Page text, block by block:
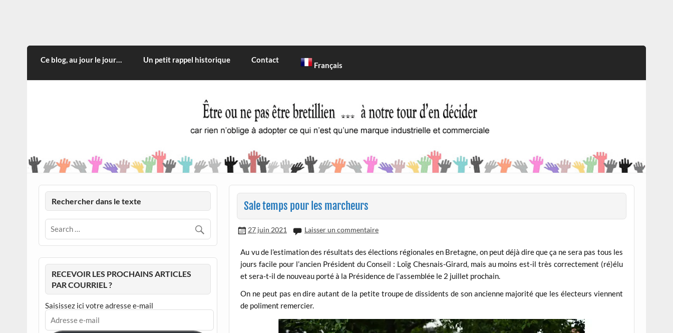
CITOYEN D'ILLE-ET-VILAINE
Ce blog, au jour le jour… Un petit rappel historique Contact
Français
Sale temps pour les marcheurs
27 juin 2021 Laisser un commentaire
Au vu de l’estimation des résultats des élections régionales en Bretagne, on peut déjà dire que ça ne sera pas tous les
jours facile pour l’ancien Président du Conseil : Loïg Chesnais-Girard, mais au moins est-il très correctement (ré)élu
et sera-t-il de nouveau porté à la Présidence de l’assemblée le 2 juillet prochain.
On ne peut pas en dire autant de la petite troupe de dissidents de son ancienne majorité que les électeurs viennent
de poliment remercier.
Rechercher dans le texte
RECEVOIR LES PROCHAINS ARTICLES
PAR COURRIEL ?
Saisissez ici votre adresse e-mail
Adresse
e-
mail